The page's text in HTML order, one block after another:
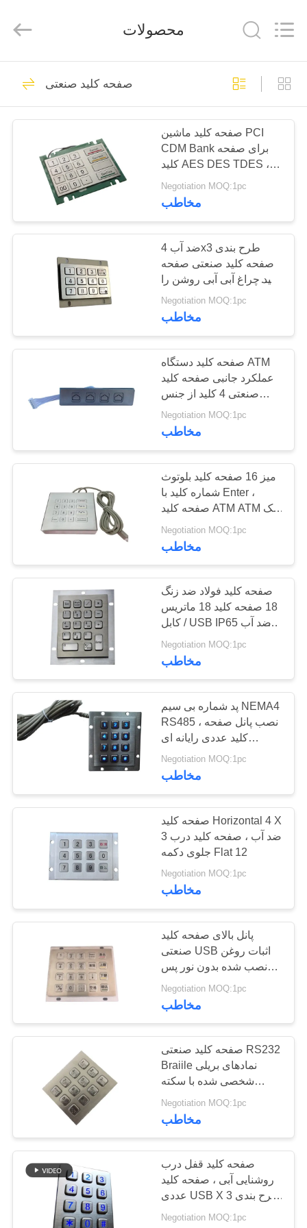
خانه
محصولات
درباره
تور
تماس
تامین
کننده.
2020
industrialkeyboardmouse.com.
موس صفحه کلید
صفحه کلید فلزی
صنعتی
21
صفحه کلید بی سیم
13
صفحه کلید صنعتی با
Trackball
21
صفحه کلید مکانیکی
فلزی
صفحه کلید پزشکی
قابل شستشو
20
موس کامپیوتر
19
صفحه کلید کامپیوتر
قابل حمل
محصولات
صفحه کلید صنعتی
صفحه کلید ماشین PCI
CDM Bank برای صفحه
کلید AES DES TDES ،
16 کلید بزرگ استیل ضد
زنگ
Negotiation MOQ:1pc
مخاطب
ضد آب 4x3 طرح بندی
صفحه کلید صنعتی صفحه
کلید چراغ آبی آبی روشن را
وارد کنید
Negotiation MOQ:1pc
مخاطب
صفحه کلید دستگاه ATM
عملکرد جانبی صفحه کلید
صنعتی 4 کلید از جنس
استیل ضد زنگ
Negotiation MOQ:1pc
مخاطب
میز 16 صفحه کلید بلوتوث
شماره کلید با Enter ،
صفحه کلید ATM ATM بانک
صنعتی
Negotiation MOQ:1pc
مخاطب
صفحه کلید فولاد ضد زنگ
18 صفحه کلید 18 ماتریس
/ کابل USB IP65 ضد آب
است
Negotiation MOQ:1pc
مخاطب
پد شماره بی سیم NEMA4
RS485 ، نصب پانل صفحه
کلید عددی رایانه ای
سفارشی
Negotiation MOQ:1pc
مخاطب
صفحه کلید Horizontal 4 X
3 ضد آب ، صفحه کلید درب
جلوی دکمه Flat 12
Negotiation MOQ:1pc
مخاطب
پانل بالای صفحه کلید
صنعتی USB اثبات روغن
نصب شده بدون نور پس
زمینه
Negotiation MOQ:1pc
مخاطب
صفحه کلید صنعتی RS232
Braiile نمادهای بریلی
شخصی شده با سکته
مغزی طولانی کلید
Negotiation MOQ:1pc
مخاطب
صفحه کلید قفل درب
روشنایی آبی ، صفحه کلید
عددی USB X 3 طرح بندی
پلاگین
Negotiation MOQ:1pc